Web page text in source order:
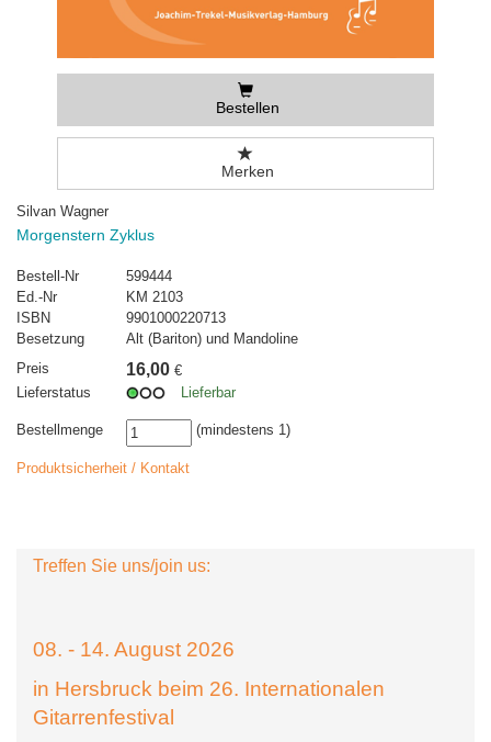
Bestellen
Merken
Silvan Wagner
Morgenstern Zyklus
Bestell-Nr
599444
Ed.-Nr
KM 2103
ISBN
9901000220713
Besetzung
Alt (Bariton) und Mandoline
Preis
16,00 €
Lieferstatus
Lieferbar
Bestellmenge (mindestens 1)
Produktsicherheit / Kontakt
Treffen Sie uns/join us:
08. - 14. August 2026
in Hersbruck beim 26. Internationalen
Gitarrenfestival